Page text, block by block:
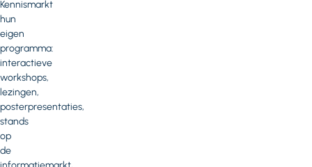
Kennismarkt
hun
eigen
programma:
interactieve
workshops,
lezingen,
posterpresentaties,
stands
op
de